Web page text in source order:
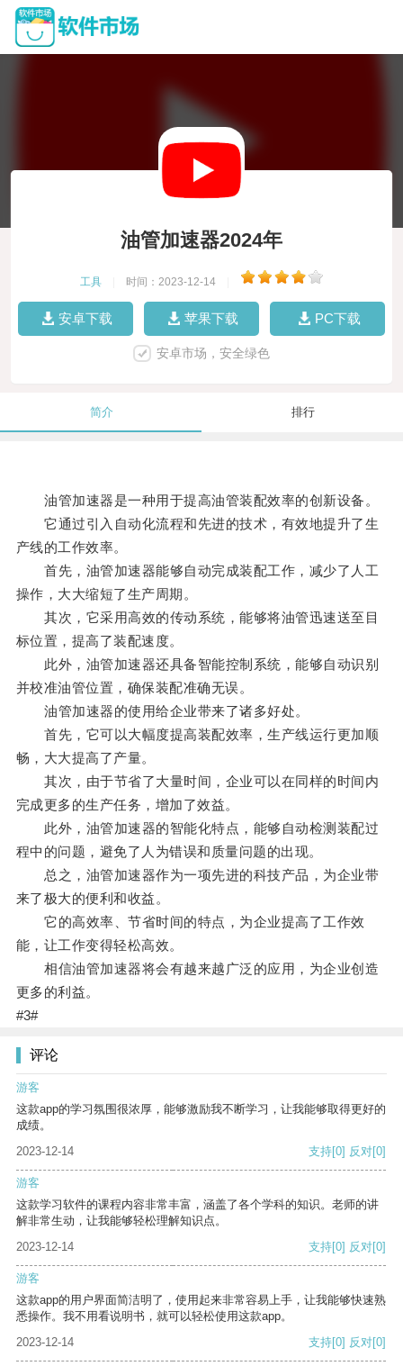
油管加速器2024年
工具 时间：2023-12-14
安卓下载 苹果下载 PC下载
安卓市场，安全绿色
简介 排行
油管加速器是一种用于提高油管装配效率的创新设备。
它通过引入自动化流程和先进的技术，有效地提升了生
产线的工作效率。
首先，油管加速器能够自动完成装配工作，减少了人工
操作，大大缩短了生产周期。
其次，它采用高效的传动系统，能够将油管迅速送至目
标位置，提高了装配速度。
此外，油管加速器还具备智能控制系统，能够自动识别
并校准油管位置，确保装配准确无误。
油管加速器的使用给企业带来了诸多好处。
首先，它可以大幅度提高装配效率，生产线运行更加顺
畅，大大提高了产量。
其次，由于节省了大量时间，企业可以在同样的时间内
完成更多的生产任务，增加了效益。
此外，油管加速器的智能化特点，能够自动检测装配过
程中的问题，避免了人为错误和质量问题的出现。
总之，油管加速器作为一项先进的科技产品，为企业带
来了极大的便利和收益。
它的高效率、节省时间的特点，为企业提高了工作效
能，让工作变得轻松高效。
相信油管加速器将会有越来越广泛的应用，为企业创造
更多的利益。
#3#
评论
游客
这款app的学习氛围很浓厚，能够激励我不断学习，让我能够取得更好的
成绩。
2023-12-14
支持[0] 反对[0]
游客
这款学习软件的课程内容非常丰富，涵盖了各个学科的知识。老师的讲
解非常生动，让我能够轻松理解知识点。
2023-12-14
支持[0] 反对[0]
游客
这款app的用户界面简洁明了，使用起来非常容易上手，让我能够快速熟
悉操作。我不用看说明书，就可以轻松使用这款app。
2023-12-14
支持[0] 反对[0]